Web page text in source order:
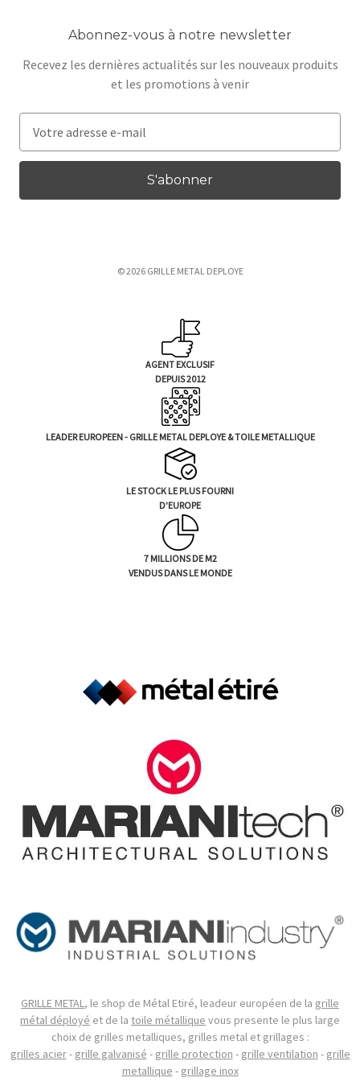
Abonnez-vous à notre newsletter
Recevez les dernières actualités sur les nouveaux produits
et les promotions à venir
r
s
© 2026 GRILLE METAL DEPLOYE
AGENT EXCLUSIF
DEPUIS 2012
LEADER EUROPEEN - GRILLE METAL DEPLOYE & TOILE METALLIQUE
LE STOCK LE PLUS FOURNI
D'EUROPE
7 MILLIONS DE M2
VENDUS DANS LE MONDE
GRILLE METAL , le shop de Métal Etiré, leadeur européen de la grille
métal déployé et de la toile métallique vous presente le plus large
choix de grilles metalliques, grilles metal et grillages :
grilles acier- grille galvanisé - grille protection - grille ventilation - grille
metallique - grillage inox